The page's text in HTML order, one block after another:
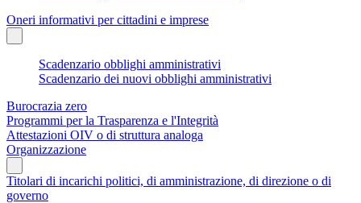
Oneri informativi per cittadini e imprese
Scadenzario obblighi amministrativi
Scadenzario dei nuovi obblighi amministrativi
Burocrazia zero
Programmi per la Trasparenza e l'Integrità
Attestazioni OIV o di struttura analoga
Organizzazione
Titolari di incarichi politici, di amministrazione, di direzione o di
governo